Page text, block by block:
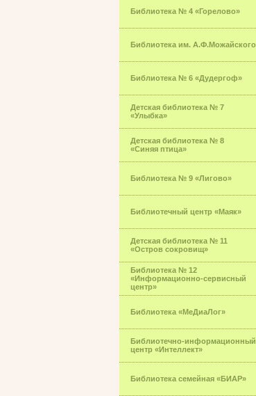
Библиотека № 4 «Горелово»
Библиотека им. А.Ф.Можайского
Библиотека № 6 «Дудергоф»
Детская библиотека № 7
«Улыбка»
Детская библиотека № 8
«Синяя птица»
Библиотека № 9 «Лигово»
Библиотечный центр «Маяк»
Детская библиотека № 11
«Остров сокровищ»
Библиотека № 12
«Информационно-сервисный
центр»
Библиотека «МеДиаЛог»
Библиотечно-информационный
центр «Интеллект»
Библиотека семейная «БИАР»